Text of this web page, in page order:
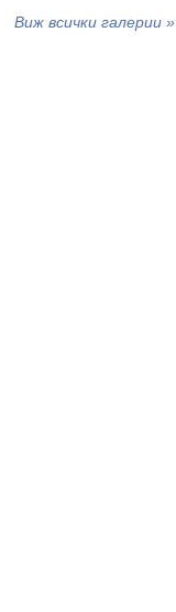
Виж всички галерии »